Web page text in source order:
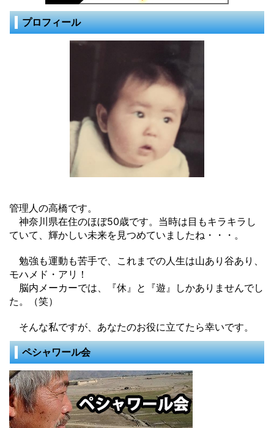
プロフィール
管理人の高橋です。
神奈川県在住のほぼ50歳です。当時は目もキラキラし
ていて、輝かしい未来を見つめていましたね・・・。
勉強も運動も苦手で、これまでの人生は山あり谷あり、
モハメド・アリ！
脳内メーカーでは、『休』と『遊』しかありませんでし
た。（笑）
そんな私ですが、あなたのお役に立てたら幸いです。
ペシャワール会